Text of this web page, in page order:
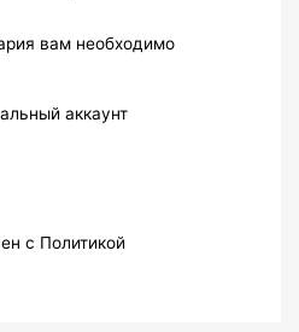
вам необходимо
аккаунт
с Политикой